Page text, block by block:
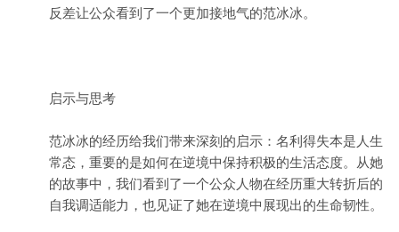
反差让公众看到了一个更加接地气的范冰冰。
启示与思考
范冰冰的经历给我们带来深刻的启示：名利得失本是人生
常态，重要的是如何在逆境中保持积极的生活态度。从她
的故事中，我们看到了一个公众人物在经历重大转折后的
自我调适能力，也见证了她在逆境中展现出的生命韧性。